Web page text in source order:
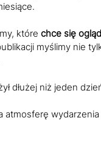
które chce się
myślimy nie
dłużej niż jeden
atmosferę